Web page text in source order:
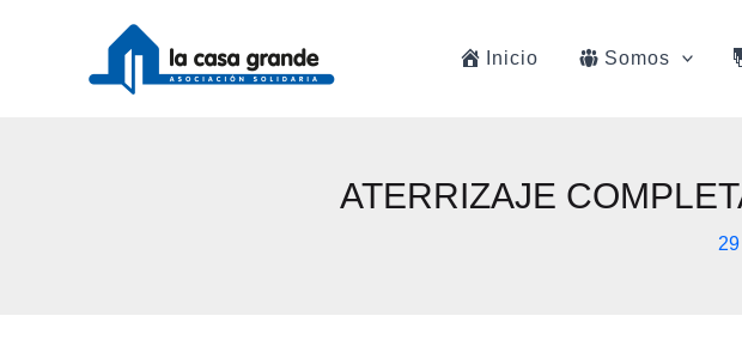
Inicio Somos
ATERRIZAJE